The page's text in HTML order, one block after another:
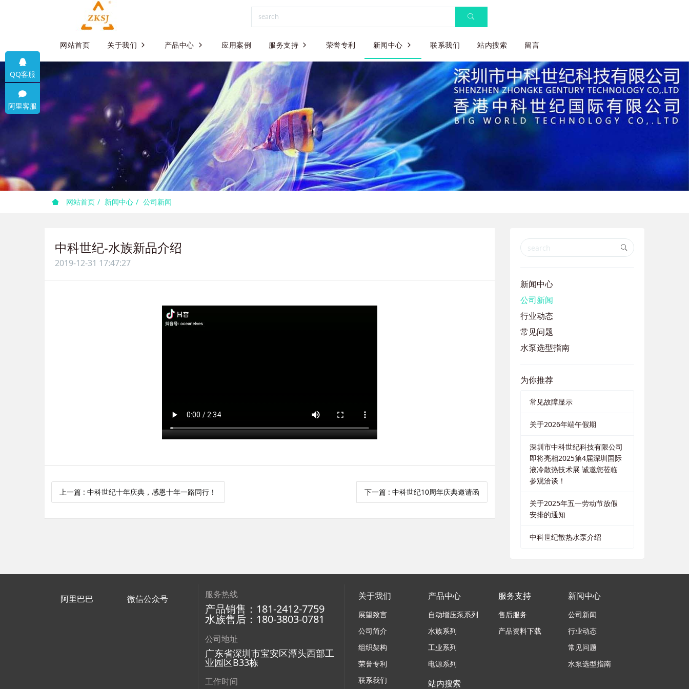
网站首页 关于我们 产品中心 应用案例 服务支持 荣誉专利 新闻中心 联系我们 站内搜索 留言
网站首页 新闻中心 公司新闻
中科世纪-水族新品介绍
2019-12-31 17:47:27
上一篇 : 中科世纪十年庆典，感恩十年一路同行！ 下一篇 : 中科世纪10周年庆典邀请函
新闻中心
公司新闻
行业动态
常见问题
水泵选型指南
为你推荐
常见故障显示
关于2026年端午假期
深圳市中科世纪科技有限公司
即将亮相2025第4届深圳国际
液冷散热技术展 诚邀您莅临
参观洽谈！
关于2025年五一劳动节放假
安排的通知
中科世纪散热水泵介绍
阿里巴巴 微信公众号 服务热线
产品销售：181-2412-7759
水族售后：180-3803-0781
公司地址
广东省深圳市宝安区潭头西部工
业园区B33栋
工作时间
关于我们
展望致言
公司简介
组织架构
荣誉专利
联系我们
产品中心
自动增压泵系列
水族系列
工业系列
电源系列
服务支持
售后服务
产品资料下载
新闻中心
公司新闻
行业动态
常见问题
水泵选型指南
站内搜索
QQ客服
阿里客服